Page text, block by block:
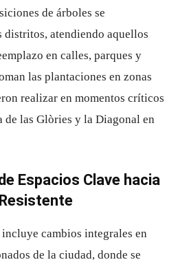
de árboles se
atendiendo aquellos
en calles, parques y
las plantaciones en zonas
realizar en momentos críticos
de las Glòries y la Diagonal en
Espacios Clave hacia
cambios integrales en
de la ciudad, donde se